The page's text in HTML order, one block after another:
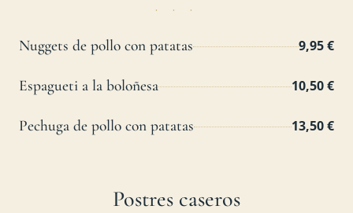
Nuggets de pollo con patatas 9,95 €
Espagueti a la boloñesa 10,50 €
Pechuga de pollo con patatas 13,50 €
Postres caseros